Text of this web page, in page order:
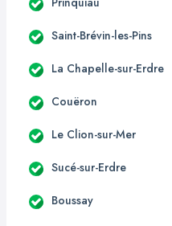
Saint-Brévin-les-Pins
La Chapelle-sur-Erdre
Couëron
Le Clion-sur-Mer
Sucé-sur-Erdre
Boussay